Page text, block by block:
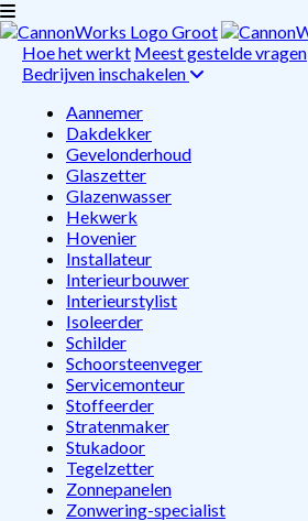
Hoe het werkt Meest gestelde vragen
Bedrijven inschakelen
Aannemer
Dakdekker
Gevelonderhoud
Glaszetter
Glazenwasser
Hekwerk
Hovenier
Installateur
Interieurbouwer
Interieurstylist
Isoleerder
Schilder
Schoorsteenveger
Servicemonteur
Stoffeerder
Stratenmaker
Stukadoor
Tegelzetter
Zonnepanelen
Zonwering-specialist